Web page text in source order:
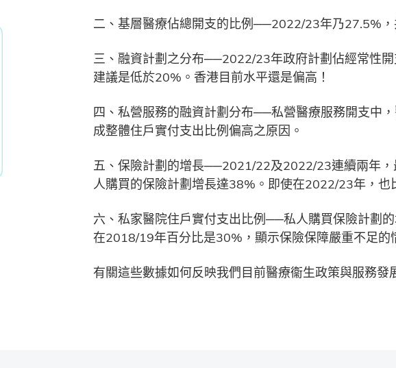
二、基層醫療佔總開支的比例──2022/23年乃27.5%
三、融資計劃之分布──2022/23年政府計劃佔經常性
建議是低於20%。香港目前水平還是偏高！
四、私營服務的融資計劃分布──私營醫療服務開支中
成整體住戶實付支出比例偏高之原因。
五、保險計劃的增長──2021/22及2022/23連續兩年
人購買的保險計劃增長達38%。即使在2022/23年，也
六、私家醫院住戶實付支出比例──私人購買保險計劃
在2018/19年百分比是30%，顯示保險保障嚴重不足
有關這些數據如何反映我們目前醫療衞生政策與服務發